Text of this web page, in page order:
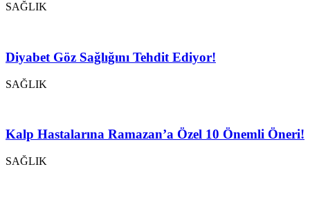
SAĞLIK
Diyabet Göz Sağlığını Tehdit Ediyor!
SAĞLIK
Kalp Hastalarına Ramazan’a Özel 10 Önemli Öneri!
SAĞLIK